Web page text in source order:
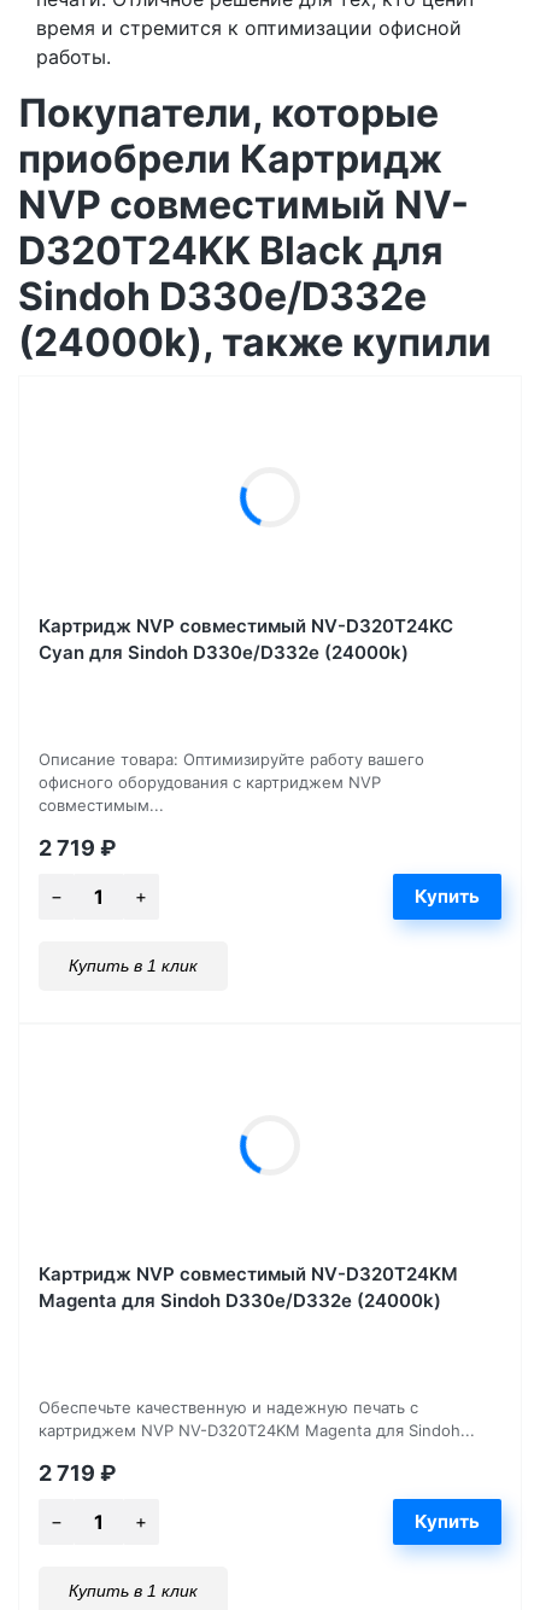
время и стремится к оптимизации офисной
работы.
Покупатели, которые
приобрели Картридж
NVP совместимый NV-
D320T24KK Black для
Sindoh D330e/D332e
(24000k), также купили
Картридж NVP совместимый NV-D320T24KC
Cyan для Sindoh D330e/D332e (24000k)
Описание товара: Оптимизируйте работу вашего
офисного оборудования с картриджем NVP
совместимым...
2 719 ₽
Купить в 1 клик
Картридж NVP совместимый NV-D320T24KM
Magenta для Sindoh D330e/D332e (24000k)
Обеспечьте качественную и надежную печать с
картриджем NVP NV-D320T24KM Magenta для Sindoh...
2 719 ₽
Купить в 1 клик